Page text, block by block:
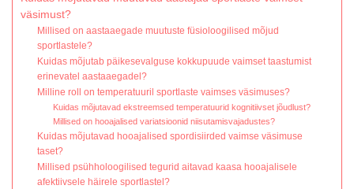
väsimust?
Millised on aastaaegade muutuste füsioloogilised mõjud
sportlastele?
Kuidas mõjutab päikesevalguse kokkupuude vaimset taastumist
erinevatel aastaaegadel?
Milline roll on temperatuuril sportlaste vaimses väsimuses?
Kuidas mõjutavad ekstreemsed temperatuurid kognitiivset jõudlust?
Millised on hooajalised variatsioonid niisutamisvajadustes?
Kuidas mõjutavad hooajalised spordisiirded vaimse väsimuse
taset?
Millised psühholoogilised tegurid aitavad kaasa hooajalisele
afektiivsele häirele sportlastel?